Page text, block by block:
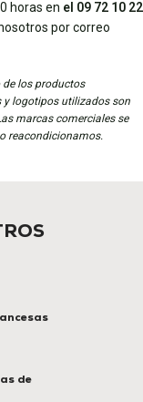
horas en el 09 72 10 22
por correo
los productos
y logotipos utilizados son
marcas comerciales se
reacondicionamos.
de